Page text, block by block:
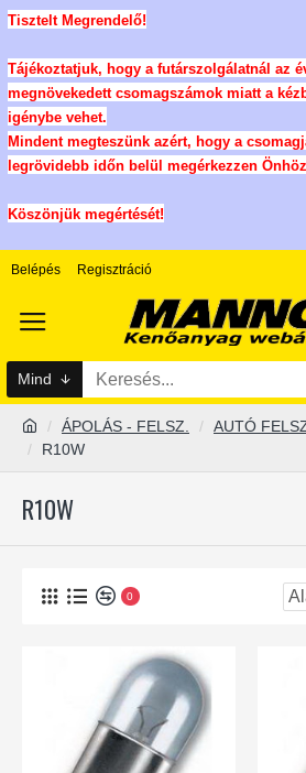
Tisztelt Megrendelő!
Tájékoztatjuk, hogy a futárszolgálatnál az
megnövekedett csomagszámok miatt a
igénybe vehet.
Mindent megteszünk azért, hogy a
legrövidebb időn belül megérkezzen
Köszönjük megértését!
Belépés Regisztráció
Mind
ÁPOLÁS - FELSZ. AUTÓ
R10W
R10W
0